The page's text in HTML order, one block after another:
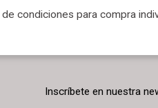
condiciones para compra
Inscríbete en nuestra